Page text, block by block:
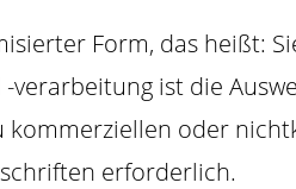
Form, das heißt:
ist die
oder
erforderlich.